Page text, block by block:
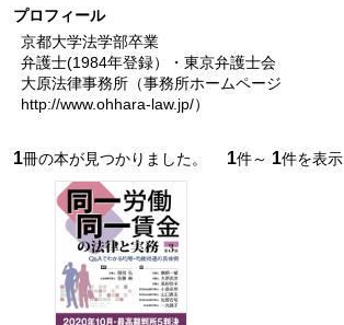
プロフィール
京都大学法学部卒業
弁護士(1984年登録）・東京弁護士会
大原法律事務所（事務所ホームページ
http://www.ohhara-law.jp/）
1冊の本が見つかりました。 1件～ 1件を表示